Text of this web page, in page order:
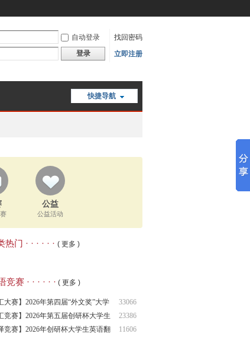
自动登录
找回密码
登录 立即注册
快捷导航
公益
公益活动
门 · · · · · · ( 更多 )
赛 · · · · · · ( 更多 )
33066
大赛】2026年第四届“外文奖”大学
23386
竞赛】2026年第五届创研杯大学生
11606
竞赛】2026年创研杯大学生英语翻